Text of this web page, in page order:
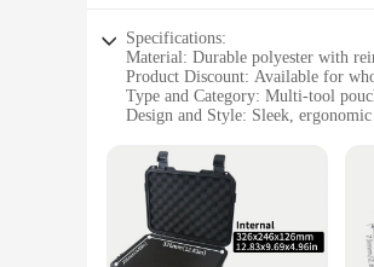
Specifications:
Material: Durable polyester with
Product Discount: Available for
Type and Category: Multi-tool
Design and Style: Sleek,
Typical Adaptive Scenario:
Shape or Size or Weight or
Features:
|Wholesale|Vendors|